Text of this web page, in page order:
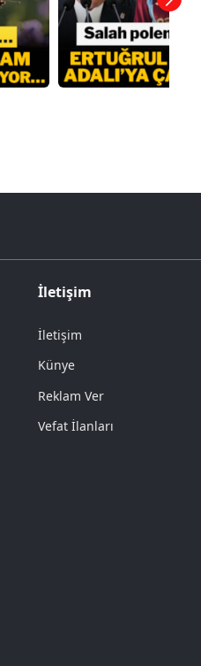
İletişim
İletişim
Künye
Reklam Ver
Vefat İlanları